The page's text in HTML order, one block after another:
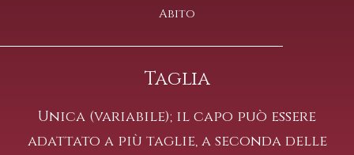
Abito
Taglia
Unica (variabile); il capo può essere
adattato a più taglie, a seconda delle